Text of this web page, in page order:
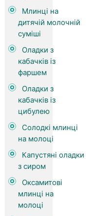
Млинці на
дитячій молочній
суміші
Оладки з
кабачків із
фаршем
Оладки з
кабачків із
цибулею
Солодкі млинці
на молоці
Капустяні оладки
з сиром
Оксамитові
млинці на
молоці